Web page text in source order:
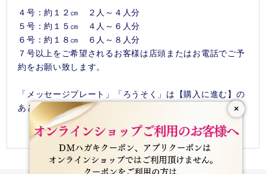
×
４号：約１２㎝ ２人～４人分
５号：約１５㎝ ４人～６人分
６号：約１８㎝ ６人～８人分
７号以上をご希望されるお客様は店頭またはお電話でご予
約をお願い致します。
「メッセージプレート」「ろうそく」は【購入に進む】の
あとにご注文出来ます。